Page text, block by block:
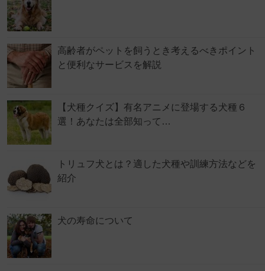
高齢者がペットを飼うとき考えるべきポイント
と便利なサービスを解説
【犬種クイズ】有名アニメに登場する犬種６
選！あなたは全部知って…
トリュフ犬とは？適した犬種や訓練方法などを
紹介
犬の寿命について